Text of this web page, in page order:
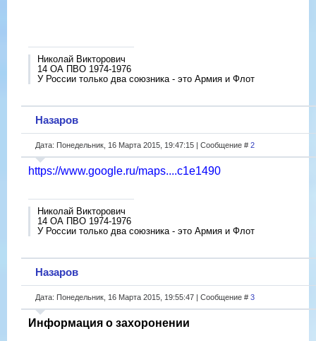
Николай Викторович
14 ОА ПВО 1974-1976
У России только два союзника - это Армия и Флот
Назаров
Дата: Понедельник, 16 Марта 2015, 19:47:15 | Сообщение # 2
https://www.google.ru/maps....c1e1490
Николай Викторович
14 ОА ПВО 1974-1976
У России только два союзника - это Армия и Флот
Назаров
Дата: Понедельник, 16 Марта 2015, 19:55:47 | Сообщение # 3
Информация о захоронении